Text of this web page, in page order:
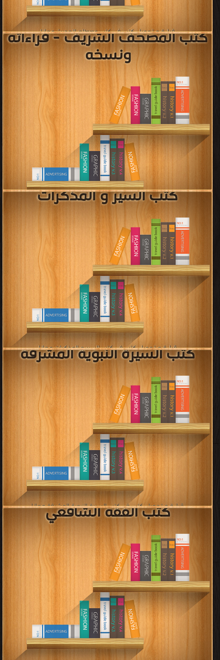
قراءة و تحميل كتب في كتب المجلات الاسلامية مجانا
[ 360 كتاب/كتب ]
كتب العبادات والفرائض في
الإسلام
قراءة و تحميل كتب في كتب العبادات والفرائض في الإسلام مجانا
[ 451 كتاب/كتب ]
كتب بحوث ورسائل ماجستير
ودكتوراه في التخصصات
الإسلامية
قراءة و تحميل كتب في كتب بحوث ورسائل ماجستير ودكتوراه في التخصصات
الإسلامية مجانا
[ 229 كتاب/كتب ]